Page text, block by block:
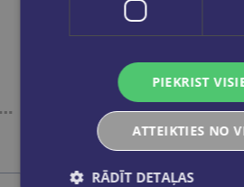
25mm,10gab., Bloom
€3.55
PIEKRIST
ATTEIKTIES NO
RĀDĪT DETAĻAS